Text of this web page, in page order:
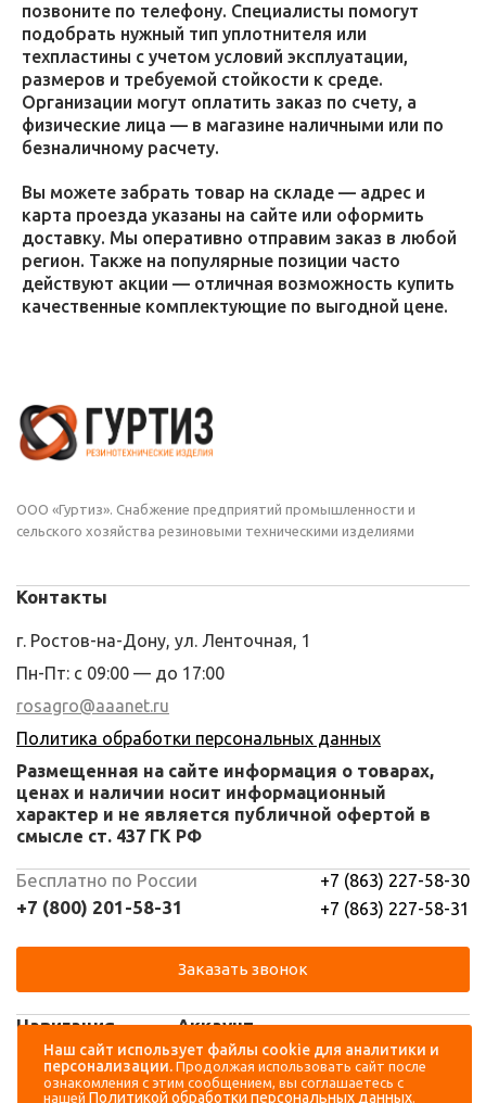
позвоните по телефону. Специалисты помогут
подобрать нужный тип уплотнителя или
техпластины с учетом условий эксплуатации,
размеров и требуемой стойкости к среде.
Организации могут оплатить заказ по счету, а
физические лица — в магазине наличными или по
безналичному расчету.
Вы можете забрать товар на складе — адрес и
карта проезда указаны на сайте или оформить
доставку. Мы оперативно отправим заказ в любой
регион. Также на популярные позиции часто
действуют акции — отличная возможность купить
качественные комплектующие по выгодной цене.
ООО «Гуртиз». Снабжение предприятий промышленности и
сельского хозяйства резиновыми техническими изделиями
Навигация
Каталог
Аккаунт
Вход
Контакты
г. Ростов-на-Дону, ул. Ленточная, 1
Пн-Пт: с 09:00 — до 17:00
rosagro@aaanet.ru
Политика обработки персональных данных
Размещенная на сайте информация о товарах,
ценах и наличии носит информационный
характер и не является публичной офертой в
смысле ст. 437 ГК РФ
Бесплатно по России
+7 (800) 201-58-31
+7 (863) 227-58-30
+7 (863) 227-58-31
Заказать звонок
Наш сайт использует файлы cookie для аналитики и
персонализации. Продолжая использовать сайт после
ознакомления с этим сообщением, вы соглашаетесь с
нашей Политикой обработки персональных данных.